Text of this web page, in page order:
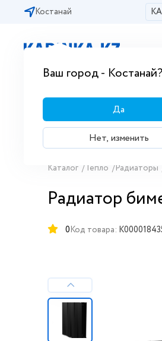
Костанай
Ваш город - Костанай?
Да
Нет, изменить
Бесплатная доставка по городам РК
Сантехника Душевые
Каталог / Тепло /Радиаторы
Радиатор
0Код товара: